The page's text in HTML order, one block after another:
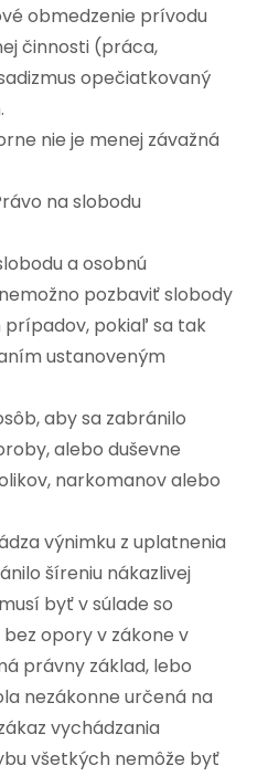
obmedzenie prívodu
činnosti (práca,
opečiatkovaný
nie je menej závažná
na slobodu
a osobnú
pozbaviť slobody
pokiaľ sa tak
ustanoveným
aby sa zabránilo
alebo duševne
narkomanov alebo
výnimku z uplatnenia
šíreniu nákazlivej
byť v súlade so
bez opory v zákone v
právny základ, lebo
nezákonne určená na
vychádzania
všetkých nemôže byť